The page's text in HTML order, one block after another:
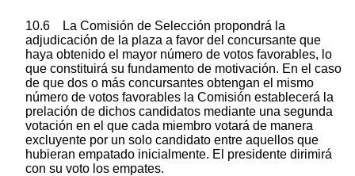
10.6 La Comisión de Selección propondrá la
adjudicación de la plaza a favor del concursante que
haya obtenido el mayor número de votos favorables, lo
que constituirá su fundamento de motivación. En el caso
de que dos o más concursantes obtengan el mismo
número de votos favorables la Comisión establecerá la
prelación de dichos candidatos mediante una segunda
votación en el que cada miembro votará de manera
excluyente por un solo candidato entre aquellos que
hubieran empatado inicialmente. El presidente dirimirá
con su voto los empates.